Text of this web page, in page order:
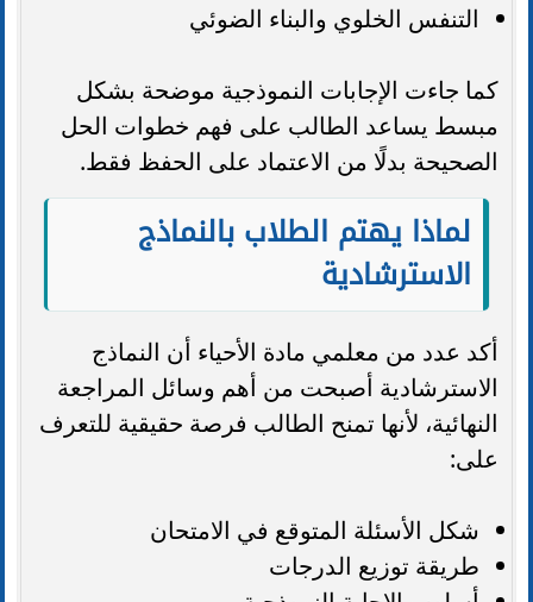
التنفس الخلوي والبناء الضوئي
كما جاءت الإجابات النموذجية موضحة بشكل
مبسط يساعد الطالب على فهم خطوات الحل
الصحيحة بدلًا من الاعتماد على الحفظ فقط.
لماذا يهتم الطلاب بالنماذج
الاسترشادية
أكد عدد من معلمي مادة الأحياء أن النماذج
الاسترشادية أصبحت من أهم وسائل المراجعة
النهائية، لأنها تمنح الطالب فرصة حقيقية للتعرف
على:
شكل الأسئلة المتوقع في الامتحان
طريقة توزيع الدرجات